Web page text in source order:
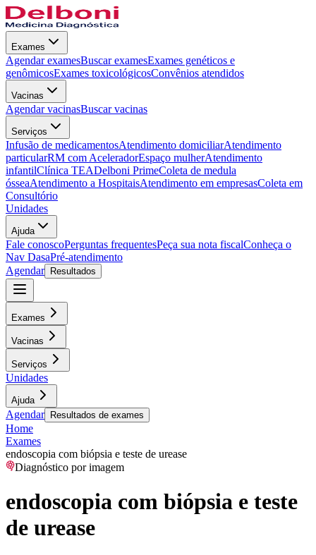
Exames
Agendar examesBuscar examesExames genéticos e
genômicosExames toxicológicosConvênios atendidos
Vacinas
Agendar vacinasBuscar vacinas
Serviços
Infusão de medicamentosAtendimento domiciliarAtendimento
particularRM com AceleradorEspaço mulherAtendimento
infantilClínica TEADelboni PrimeColeta de medula
ósseaAtendimento a HospitaisAtendimento em empresasColeta em
Consultório
Unidades
Ajuda
Fale conoscoPerguntas frequentesPeça sua nota fiscalConheça o
Nav DasaPré-atendimento
Agendar
Resultados
Exames
Vacinas
Serviços
Unidades
Ajuda
Agendar Resultados de exames
Home
Exames
endoscopia com biópsia e teste de urease
Diagnóstico por imagem
endoscopia com biópsia e teste
de urease